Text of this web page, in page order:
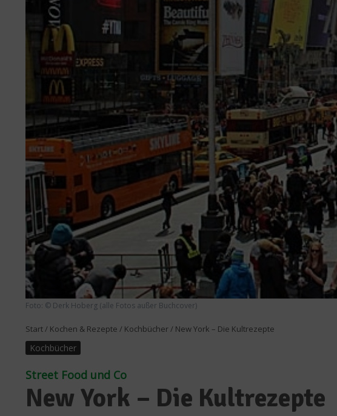
Foto: © Derk Hoberg (alle Fotos außer Buchcover)
Start/ Kochen & Rezepte / Kochbücher/ New York – Die Kultrezepte
Kochbücher
Street Food und Co
New York – Die Kultrezepte